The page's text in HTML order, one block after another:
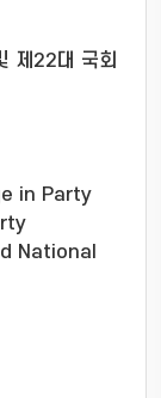
제22대 국회
in Party
National